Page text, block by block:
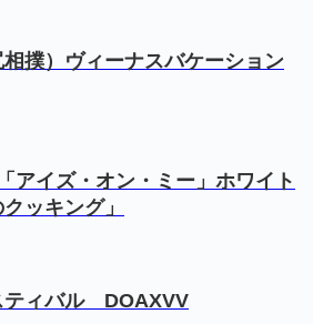
撲）ヴィーナスバケーション
アイズ・オン・ミー」ホワイト
ッキング」
ティバル DOAXVV